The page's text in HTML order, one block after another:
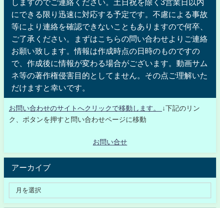
しますのでご連絡ください。土日祝を除く3営業日以内
にできる限り迅速に対応する予定です。不慮による事故
等により連絡を確認できないこともありますので何卒、
ご了承ください。まずはこちらの問い合わせよりご連絡
お願い致します。情報は作成時点の日時のものですの
で、作成後に情報が変わる場合がございます。動画サム
ネ等の著作権侵害目的としてません。その点ご理解いた
だけますと幸いです。
お問い合わせのサイトへクリックで移動します。
↓下記のリン
ク、ボタンを押すと問い合わせページに移動
お問い合せ
アーカイブ